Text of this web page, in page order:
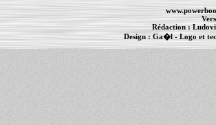
Rédaction :
Design : Ga�l- Logo et